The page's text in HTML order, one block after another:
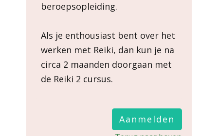
beroepsopleiding.
Als je enthousiast bent over het
werken met Reiki, dan kun je na
circa 2 maanden doorgaan met
de Reiki 2 cursus.
Aanmelden